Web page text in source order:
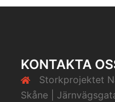
KONTAKTA
Storkprojektet
Skåne |